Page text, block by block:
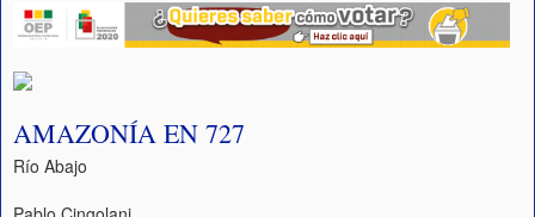
AMAZONÍA EN 727
Río Abajo